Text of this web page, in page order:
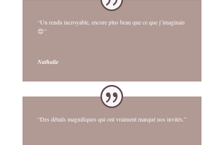
“Un rendu incroyable, encore plus beau que ce que j’imaginais
😍”
Nathalie
“Des détails magnifiques qui ont vraiment marqué nos invités.”